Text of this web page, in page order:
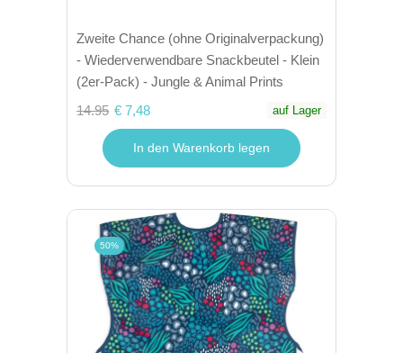
Zweite Chance (ohne Originalverpackung)
- Wiederverwendbare Snackbeutel - Klein
(2er-Pack) - Jungle & Animal Prints
14.95 € 7,48 auf Lager
In den Warenkorb legen
50%